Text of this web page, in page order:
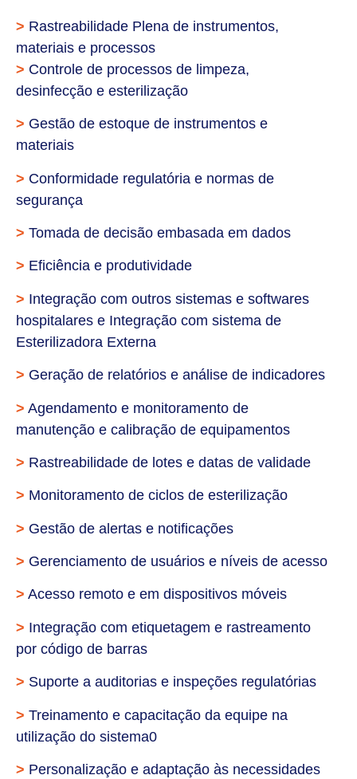
> Rastreabilidade Plena de instrumentos,
materiais e processos
> Controle de processos de limpeza,
desinfecção e esterilização
> Gestão de estoque de instrumentos e
materiais
> Conformidade regulatória e normas de
segurança
> Tomada de decisão embasada em dados
> Eficiência e produtividade
> Integração com outros sistemas e softwares
hospitalares e Integração com sistema de
Esterilizadora Externa
> Geração de relatórios e análise de indicadores
> Agendamento e monitoramento de
manutenção e calibração de equipamentos
> Rastreabilidade de lotes e datas de validade
> Monitoramento de ciclos de esterilização
> Gestão de alertas e notificações
> Gerenciamento de usuários e níveis de acesso
> Acesso remoto e em dispositivos móveis
> Integração com etiquetagem e rastreamento
por código de barras
> Suporte a auditorias e inspeções regulatórias
> Treinamento e capacitação da equipe na
utilização do sistema0
> Personalização e adaptação às necessidades